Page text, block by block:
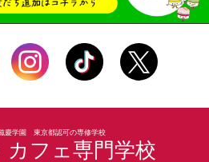
慶学園 東京都認可の専修学校
カフェ専門学校